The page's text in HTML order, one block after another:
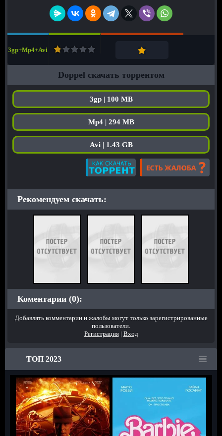
3gp+Mp4+Avi
Doppel скачать торрентом
3gp | 100 MB
Mp4 | 294 MB
Avi | 1.43 GB
Рекомендуем скачать:
Коментарии (0):
Добавлять комментарии и жалобы могут только зарегистрированные
пользователи.
Регистрация| Вход
ТОП 2023